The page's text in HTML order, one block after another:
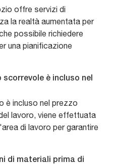
offre servizi di
la realtà aumentata per
possibile richiedere
una pianificazione
è incluso nel
è incluso nel prezzo
lavoro, viene effettuata
di lavoro per garantire
di materiali prima di